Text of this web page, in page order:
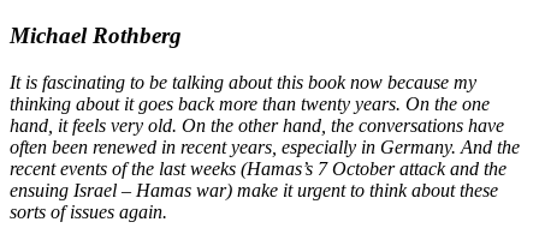
Michael Rothberg
It is fascinating to be talking about this book now because my
thinking about it goes back more than twenty years. On the one
hand, it feels very old. On the other hand, the conversations have
often been renewed in recent years, especially in Germany. And the
recent events of the last weeks (Hamas’s 7 October attack and the
ensuing Israel – Hamas war) make it urgent to think about these
sorts of issues again.